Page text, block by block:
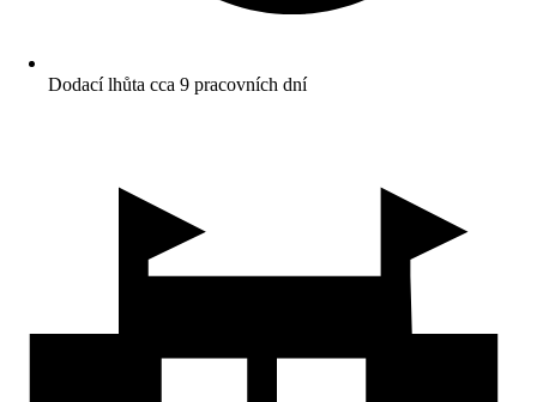
Dodací lhůta cca 9 pracovních dní